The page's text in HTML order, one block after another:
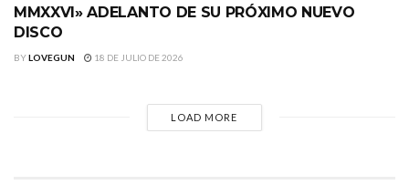
MMXXVI» ADELANTO DE SU PRÓXIMO NUEVO
DISCO
BYLOVEGUN 18 DE JULIO DE 2026
LOAD MORE